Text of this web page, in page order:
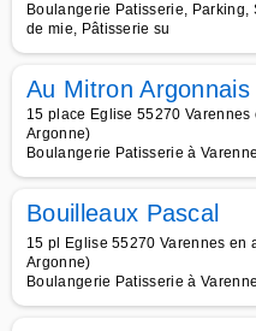
Boulangerie Patisserie, Parking,
de mie, Pâtisserie su
Au Mitron Argonnais
15 place Eglise 55270
Argonne)
Boulangerie Patisserie à
Bouilleaux Pascal
15 pl Eglise 55270 Varennes en
Argonne)
Boulangerie Patisserie à